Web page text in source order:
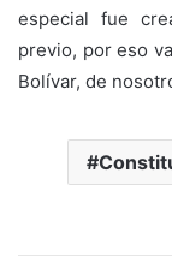
especial fue
previo, por eso
Bolívar, de